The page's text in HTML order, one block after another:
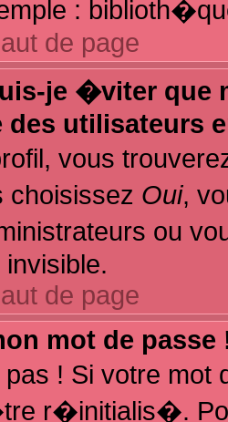
:
de page
je �viter que
des utilisateurs
vous
choisissez Oui,
ou
de page
mot de passe
pas ! Si votre
r�initialis�.